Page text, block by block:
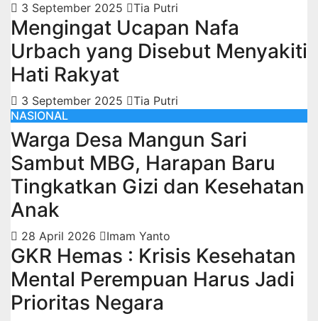
3 September 2025 Tia Putri
Mengingat Ucapan Nafa
Urbach yang Disebut Menyakiti
Hati Rakyat
3 September 2025
Tia Putri
NASIONAL
Warga Desa Mangun Sari
Sambut MBG, Harapan Baru
Tingkatkan Gizi dan Kesehatan
Anak
28 April 2026 Imam Yanto
GKR Hemas : Krisis Kesehatan
Mental Perempuan Harus Jadi
Prioritas Negara